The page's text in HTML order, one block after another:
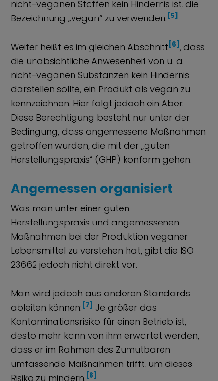
nicht-veganen Stoffen kein Hindernis ist, die
Bezeichnung „vegan“ zu verwenden. [5]
Weiter heißt es im gleichen Abschnitt [6] , dass
die unabsichtliche Anwesenheit von u. a.
nicht-veganen Substanzen kein Hindernis
darstellen sollte, ein Produkt als vegan zu
kennzeichnen. Hier folgt jedoch ein Aber:
Diese Berechtigung besteht nur unter der
Bedingung, dass angemessene Maßnahmen
getroffen wurden, die mit der „guten
Herstellungspraxis“ (GHP) konform gehen.
Angemessen organisiert
Was man unter einer guten
Herstellungspraxis und angemessenen
Maßnahmen bei der Produktion veganer
Lebensmittel zu verstehen hat, gibt die ISO
23662 jedoch nicht direkt vor.
Man wird jedoch aus anderen Standards
ableiten können: [7] Je größer das
Kontaminationsrisiko für einen Betrieb ist,
desto mehr kann von ihm erwartet werden,
dass er im Rahmen des Zumutbaren
umfassende Maßnahmen trifft, um dieses
Risiko zu mindern. [8]